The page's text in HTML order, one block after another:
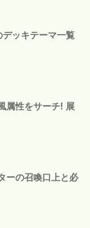
デッキテーマ一覧
属性をサーチ! 展
ーの召喚口上と必